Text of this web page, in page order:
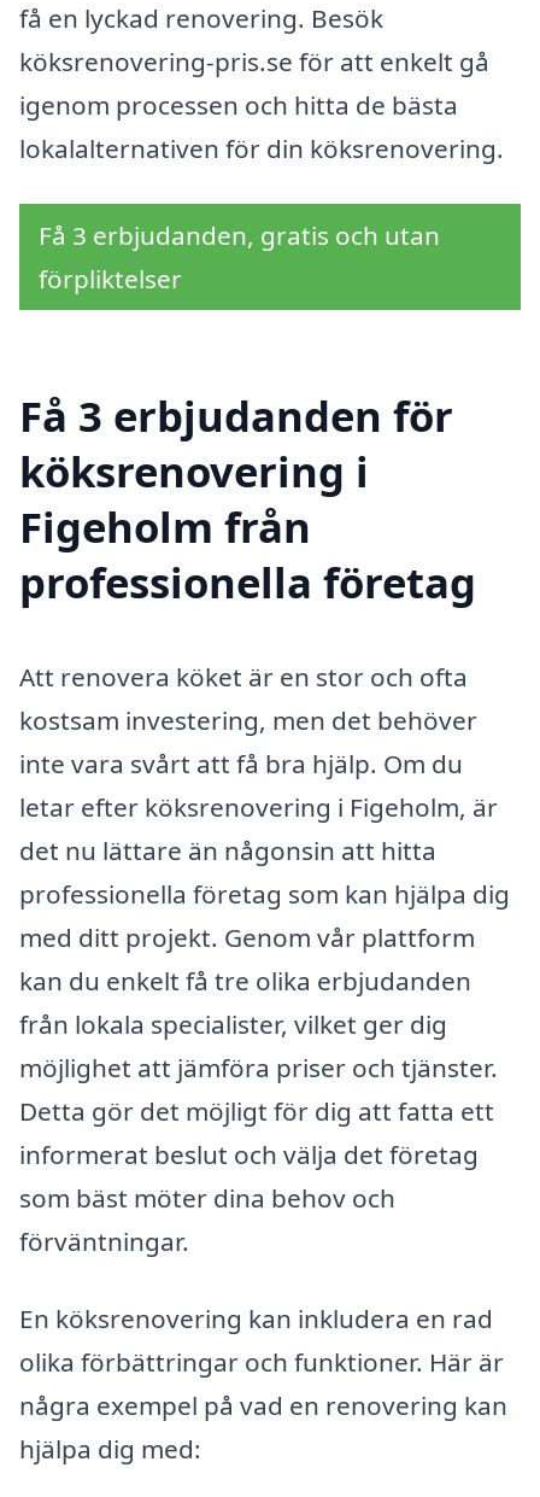
få en lyckad renovering. Besök
köksrenovering-pris.se för att enkelt gå
igenom processen och hitta de bästa
lokalalternativen för din köksrenovering.
Få 3 erbjudanden, gratis och utan
förpliktelser
Få 3 erbjudanden för
köksrenovering i
Figeholm från
professionella företag
Att renovera köket är en stor och ofta
kostsam investering, men det behöver
inte vara svårt att få bra hjälp. Om du
letar efter köksrenovering i Figeholm, är
det nu lättare än någonsin att hitta
professionella företag som kan hjälpa dig
med ditt projekt. Genom vår plattform
kan du enkelt få tre olika erbjudanden
från lokala specialister, vilket ger dig
möjlighet att jämföra priser och tjänster.
Detta gör det möjligt för dig att fatta ett
informerat beslut och välja det företag
som bäst möter dina behov och
förväntningar.
En köksrenovering kan inkludera en rad
olika förbättringar och funktioner. Här är
några exempel på vad en renovering kan
hjälpa dig med: